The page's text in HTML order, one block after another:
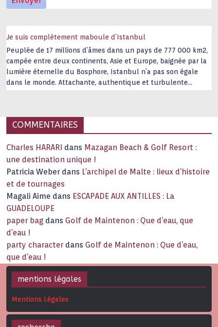
Je suis complètement maboule d’Istanbul
Peuplée de 17 millions d’âmes dans un pays de 777 000 km2,
campée entre deux continents, Asie et Europe, baignée par la
lumière éternelle du Bosphore, Istanbul n’a pas son égale
dans le monde. Attachante, authentique et turbulente
COMMENTAIRES
Charles HARARI dans Mazagan Beach & Golf Resort :
une destination unique !
Patricia Weber dans L’archipel de Malte : lieux d’histoire
et de tournages
Magali Aime dans ESCAPADE AUX ANTILLES : La
GUADELOUPE
paper bag dans Golf de Maintenon : Que d’eau, que
d’eau !
party character dans Golf de Maintenon : Que d’eau,
que d’eau !
mentions légales
Mentions Légales